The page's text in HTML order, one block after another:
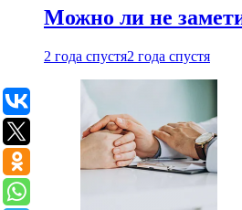
Можно ли не
2 года спустя2 года спустя